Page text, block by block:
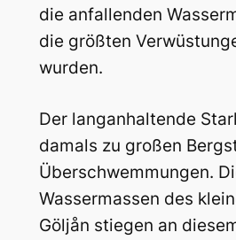
die anfallenden
die größten
wurden.
Der langanhaltende
damals zu großen
Überschwemmungen.
Wassermassen des
Göljån stiegen an